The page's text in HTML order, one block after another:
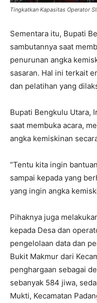
Tingkatkan Kapasitas Operator
Sementara itu, Bupati
sambutannya saat
penurunan angka
sasaran. Hal ini terkait
dan pelatihan yang
Bupati Bengkulu Utara,
saat membuka acara,
angka kemiskinan
“Tentu kita ingin
sampai kepada yang
yang ingin angka
Pihaknya juga
kepada Desa dan
pengelolaan data dan
Bukit Makmur dari
penghargaan sebagai
sebanyak 584 jiwa,
Mukti, Kecamatan